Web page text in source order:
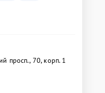
просп., 70, корп. 1